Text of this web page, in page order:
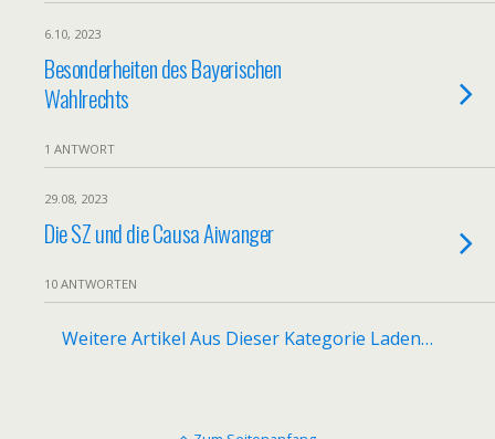
6.10, 2023
Besonderheiten des Bayerischen
Wahlrechts
1 ANTWORT
29.08, 2023
Die SZ und die Causa Aiwanger
10 ANTWORTEN
Weitere Artikel Aus Dieser Kategorie Laden…